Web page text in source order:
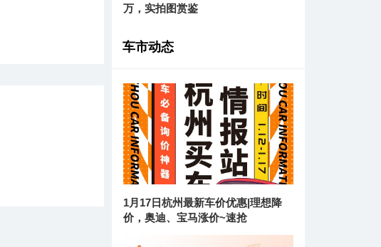
万，实拍图赏鉴
车市动态
1月17日杭州最新车价优惠|理想降
价，奥迪、宝马涨价~速抢